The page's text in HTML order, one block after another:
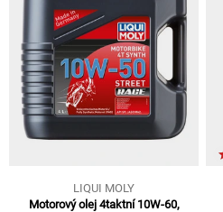
LIQUI MOLY
Motorový olej 4taktní 10W-60,